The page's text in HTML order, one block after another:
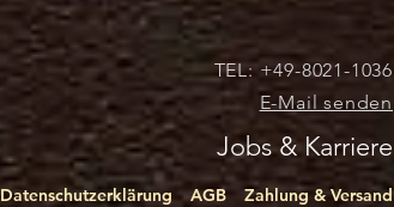
TEL: +49-8021-1036
E-Mail senden
Jobs & Karriere
Datenschutzerklärung AGB Zahlung & Versand